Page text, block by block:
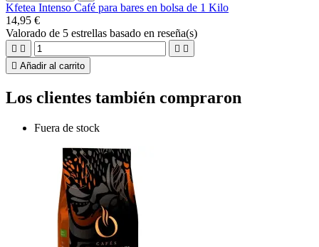
Kfetea Intenso Café para bares en bolsa de 1 Kilo
14,95 €
Valorado de 5 estrellas basado en reseña(s)
   
 Añadir al carrito
Los clientes también compraron
Fuera de stock